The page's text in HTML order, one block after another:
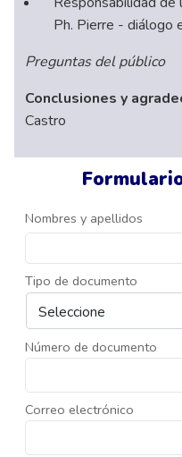
Nombres y apellidos
Tipo de documento
Número de documento
Correo electrónico
Ph. Pierre - diálogo
Preguntas del público
Conclusiones y
Castro